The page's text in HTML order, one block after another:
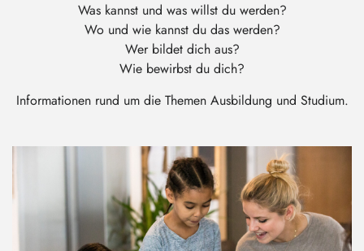
Was kannst und was willst du werden?
Wo und wie kannst du das werden?
Wer bildet dich aus?
Wie bewirbst du dich?
Informationen rund um die Themen Ausbildung und Studium.